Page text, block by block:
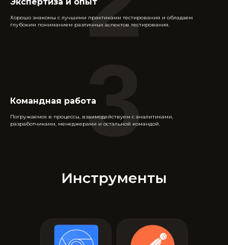
Хорошо знакомы с лучшими практиками тестирования и обладаем
глубоким пониманием различных аспектов тестирования.
Командная работа
Погружаемся в процессы, взаимодействуем с аналитиками,
разработчиками, менеджерами и остальной командой.
3
Инструменты